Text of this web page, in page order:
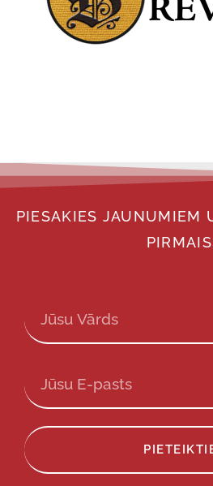
PIESAKIES JAUNUMIEM